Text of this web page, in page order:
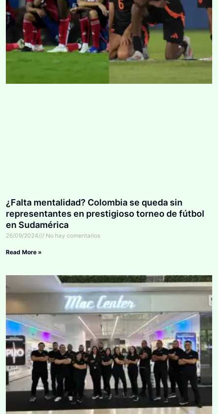
¿Falta mentalidad? Colombia se queda sin
representantes en prestigioso torneo de fútbol
en Sudamérica
26/09/2024 No hay comentarios
Read More »